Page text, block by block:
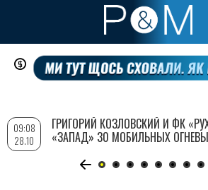
Перейти
содержанию
09:08
28.10
ГРИГОРИЙ КОЗЛОВСКИЙ И ФК
«ЗАПАД» 30 МОБИЛЬНЫХ